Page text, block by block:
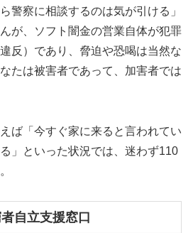
警察に相談するのは気が引ける」
が、ソフト闇金の営業自体が犯罪
反）であり、脅迫や恐喝は当然な
たは被害者であって、加害者では
ば「今すぐ家に来ると言われてい
」といった状況では、迷わず110
自立支援窓口